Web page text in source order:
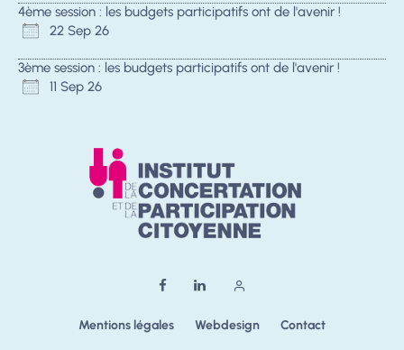
4ème session : les budgets participatifs ont de l'avenir !
22 Sep 26
3ème session : les budgets participatifs ont de l'avenir !
11 Sep 26
Mentions légales Webdesign Contact